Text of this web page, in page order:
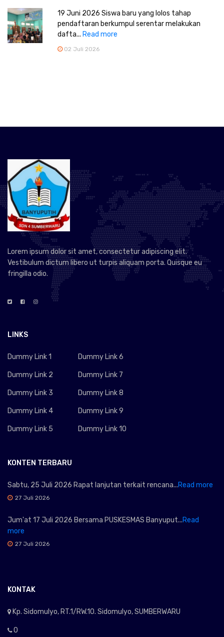
19 Juni 2026 Siswa baru yang lolos tahap
pendaftaran berkumpul serentar melakukan
dafta... Read more
02 Juli 2026
Lorem ipsum dolor sit amet, consectetur adipiscing elit.
Vestibulum dictum libero ut turpis aliquam porta. Quisque eu
fringilla odio.
LINKS
Dummy Link 1
Dummy Link 2
Dummy Link 3
Dummy Link 4
Dummy Link 5
Dummy Link 6
Dummy Link 7
Dummy Link 8
Dummy Link 9
Dummy Link 10
KONTEN TERBARU
Sabtu, 25 Juli 2026 Rapat lanjutan terkait rencana...Read more
27 Juli 2026
Jum'at 17 Juli 2026 Bersama PUSKESMAS Banyuput...Read
more
27 Juli 2026
KONTAK
Kp. Sidomulyo, RT.1/RW.10. Sidomulyo, SUMBERWARU
0